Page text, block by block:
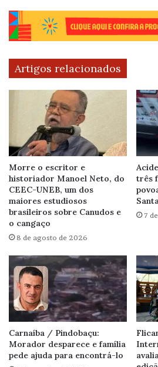
Artigos relacionados
Morre o escritor e
historiador Manoel Neto, do
CEEC-UNEB, um dos
maiores estudiosos
brasileiros sobre Canudos e
o cangaço
8 de agosto de 2026
três
7
Carnaíba / Pindobaçu:
Morador desparece e família
pede ajuda para encontrá-lo